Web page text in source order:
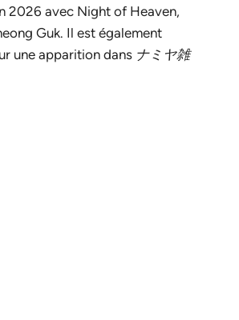
2026 avec Night of Heaven,
Guk. Il est également
une apparition dans ナミヤ雑